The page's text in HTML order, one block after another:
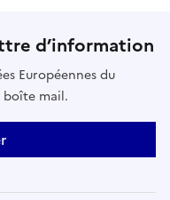
d’information
Européennes du
mail.